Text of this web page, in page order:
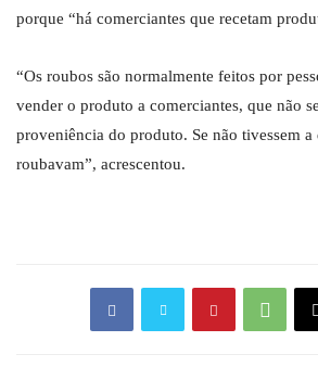
porque “há comerciantes que recetam
“Os roubos são normalmente feitos por
vender o produto a comerciantes, que não
proveniência do produto. Se não tivessem a
roubavam”, acrescentou.